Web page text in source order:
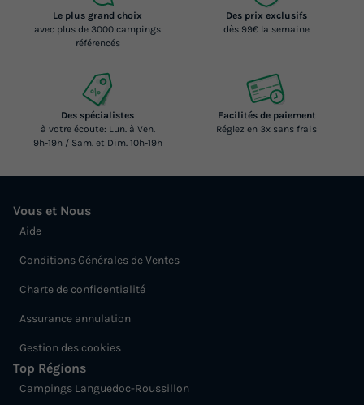
Le plus grand choix
avec plus de 3000 campings
référencés
Des prix exclusifs
dès 99€ la semaine
Des spécialistes
à votre écoute: Lun. à Ven.
9h-19h / Sam. et Dim. 10h-19h
Facilités de paiement
Réglez en 3x sans frais
Vous et Nous
Aide
Conditions Générales de Ventes
Charte de confidentialité
Assurance annulation
Gestion des cookies
Top Régions
Campings Languedoc-Roussillon